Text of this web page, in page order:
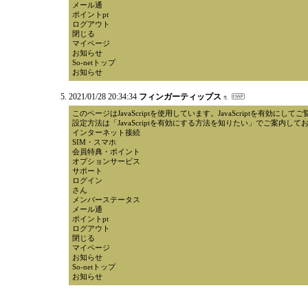
メール通
ポイントpt
ログアウト
閉じる
マイページ
お知らせ
So-netトップ
お知らせ
2021/01/28 20:34:34 フィンガーティップス
このページはJavaScriptを使用しています。JavaScriptを有効にしてご
設定方法は「JavaScriptを有効にする方法を知りたい」でご案内してお
インターネット接続
SIM・スマホ
会員特典・ポイント
オプションサービス
サポート
ログイン
さん
メンバーステータス
メール通
ポイントpt
ログアウト
閉じる
マイページ
お知らせ
So-netトップ
お知らせ